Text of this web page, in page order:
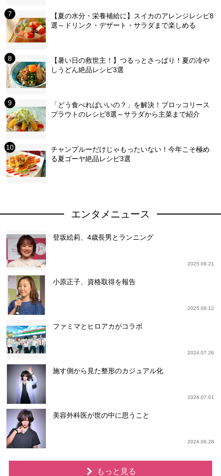
【夏の水分・栄養補給に】スイカのアレンジレシピ8
選～ドリンク・デザート・サラダまで楽しめる
【暑い日の救世主！】つるっとさっぱり！夏の冷
しうどん絶品レシピ3選
「どう食べればいいの？」を解決！ブロッコリース
プラウトのレシピ8選～サラダから主菜まで紹介
チャンプルーだけじゃもったいない！今年こそ極め
る夏ゴーヤ絶品レシピ3選
エンタメニュース
登坂絵莉、4歳長男とランニング
2025.09.21
小原正子、資格取得を報告
2025.09.12
ファミマとヒロアカがコラボ
2024.07.26
施す側から見た整形のカジュアル化
2024.07.01
美容外科医が世の中に思うこと
2024.06.28
もっと見る